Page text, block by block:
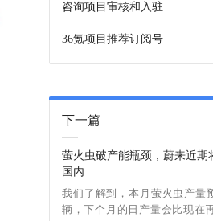
咨询项目审核和入驻
36氪项目推荐订阅号
下一篇
萤火虫破产能瓶颈，蔚来近期
国内
我们了解到，本月萤火虫产量
辆，下个月的日产量会比现在